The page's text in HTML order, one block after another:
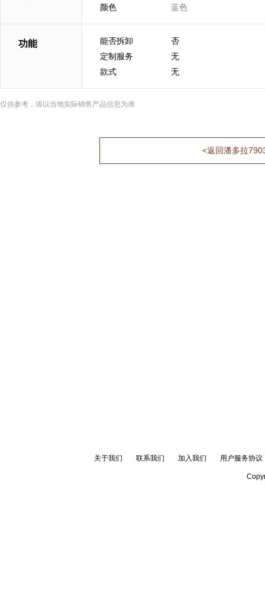
颜色
蓝色
功能 能否拆卸
否
定制服务
无
款式
无
仅供参考，请以当地实际销售产品信息为准
<返回潘多拉
关于我们 联系我们 加入我们 用户服务协议